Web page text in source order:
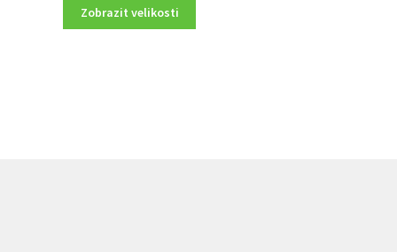
was:
1.309 Kč.
is:
654 Kč.
Zobrazit velikosti